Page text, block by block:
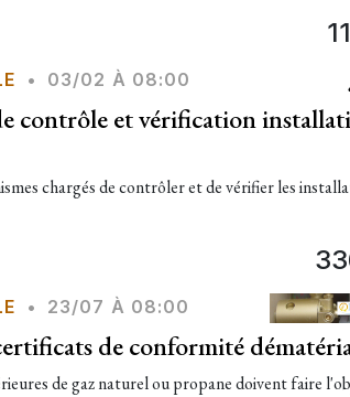
• 03/02 À 08:00
contrôle et vérification
chargés de contrôler et de vérifier les
• 23/07 À 08:00
de conformité
de gaz naturel ou propane doivent faire